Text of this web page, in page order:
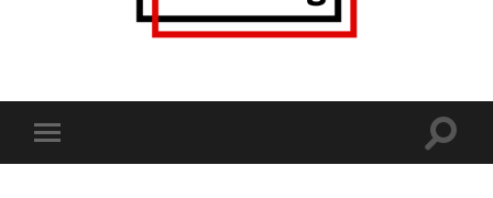
Oldenburg
Mobile-
Menü